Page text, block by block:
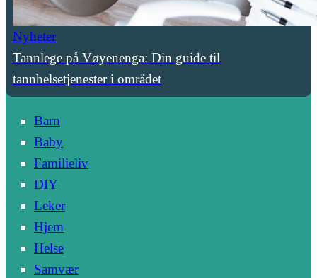
Nyheter
Tannlege på Vøyenenga: Din guide til
tannhelsetjenester i området
Barn
Baby
Familieliv
DIY
Leker
Hjem
Helse
Samvær